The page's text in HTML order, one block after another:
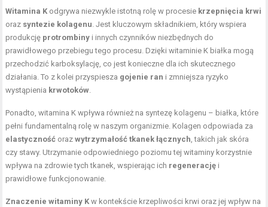
Witamina K odgrywa niezwykle istotną rolę w procesie krzepnięcia krwi
oraz syntezie kolagenu. Jest kluczowym składnikiem, który wspiera
produkcję protrombiny i innych czynników niezbędnych do
prawidłowego przebiegu tego procesu. Dzięki witaminie K białka mogą
przechodzić karboksylację, co jest konieczne dla ich skutecznego
działania. To z kolei przyspiesza gojenie ran i zmniejsza ryzyko
wystąpienia krwotoków.
Ponadto, witamina K wpływa również na syntezę kolagenu – białka, które
pełni fundamentalną rolę w naszym organizmie. Kolagen odpowiada za
elastyczność orazwytrzymałość tkanek łącznych, takich jak skóra
czy stawy. Utrzymanie odpowiedniego poziomu tej witaminy korzystnie
wpływa na zdrowie tych tkanek, wspierając ich regenerację i
prawidłowe funkcjonowanie.
Znaczenie witaminy K w kontekście krzepliwości krwi oraz jej wpływ na